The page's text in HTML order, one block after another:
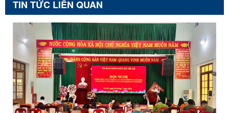
TIN TỨC LIÊN QUAN